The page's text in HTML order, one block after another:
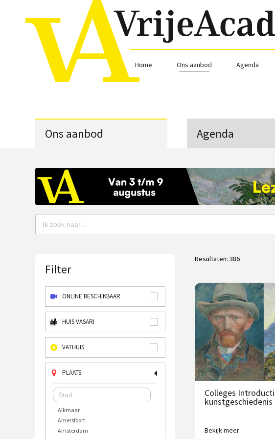
Home Ons aanbod Agenda
Ons aanbod Agenda
Filter
ONLINE BESCHIKBAAR
HUIS VASARI
VATHUIS
PLAATS
Alkmaar
Amersfoort
Amsterdam
Resultaten: 386
Colleges
kunstgeschiedenis
2500 jaar westerse
Bekijk meer